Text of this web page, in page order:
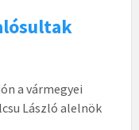
a vármegyei
László alelnök